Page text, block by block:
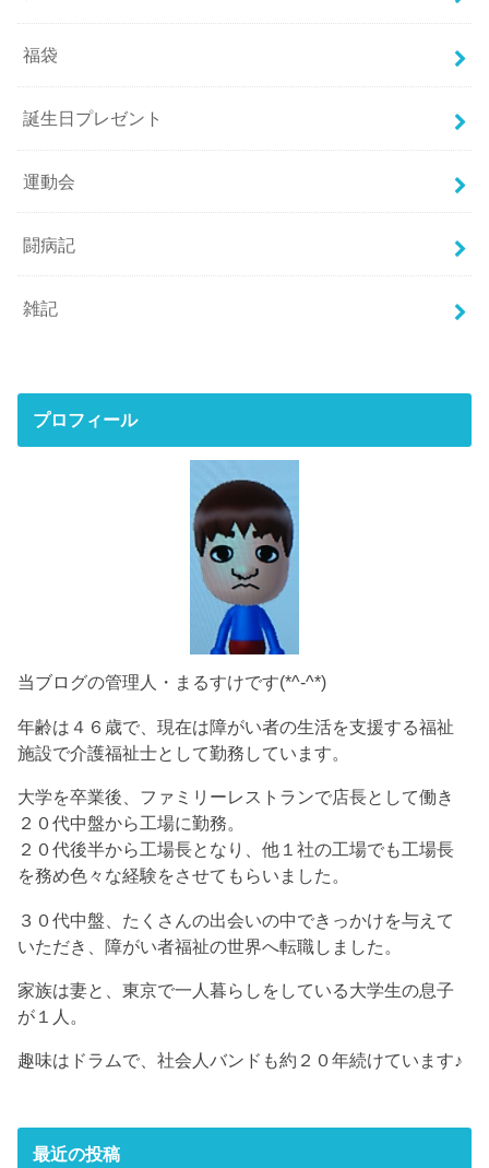
福袋
誕生日プレゼント
運動会
闘病記
雑記
プロフィール
当ブログの管理人・まるすけです(*^-^*)
年齢は４６歳で、現在は障がい者の生活を支援する福祉
施設で介護福祉士として勤務しています。
大学を卒業後、ファミリーレストランで店長として働き
２０代中盤から工場に勤務。
２０代後半から工場長となり、他１社の工場でも工場長
を務め色々な経験をさせてもらいました。
３０代中盤、たくさんの出会いの中できっかけを与えて
いただき、障がい者福祉の世界へ転職しました。
家族は妻と、東京で一人暮らしをしている大学生の息子
が１人。
趣味はドラムで、社会人バンドも約２０年続けています♪
最近の投稿